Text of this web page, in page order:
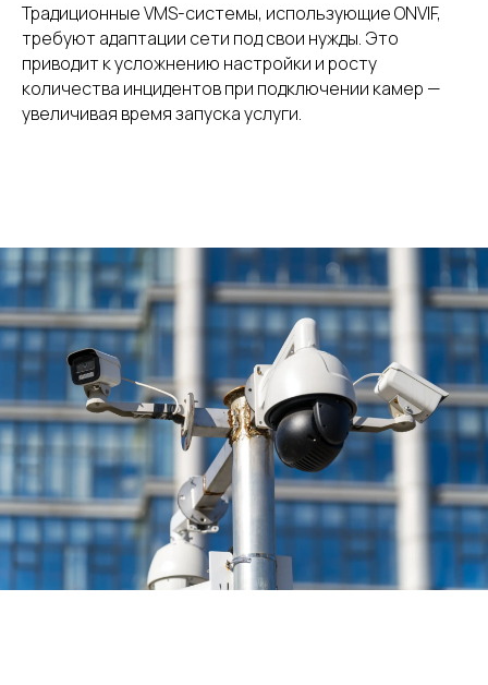
Традиционные VMS-системы, использующие ONVIF,
требуют адаптации сети под свои нужды. Это
приводит к усложнению настройки и росту
количества инцидентов при подключении камер —
увеличивая время запуска услуги.